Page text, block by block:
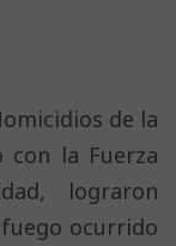
de la
con la Fuerza
lograron
ocurrido